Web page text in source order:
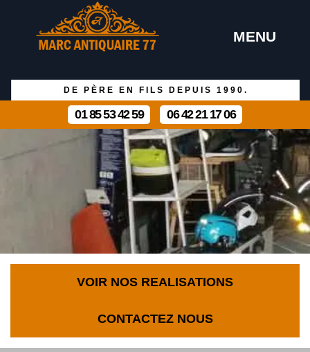
MENU
DE PÈRE EN FILS DEPUIS 1990.
01 85 53 42 59 06 42 21 17 06
VOIR NOS REALISATIONS
CONTACTEZ NOUS